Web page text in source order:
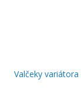
Valčeky